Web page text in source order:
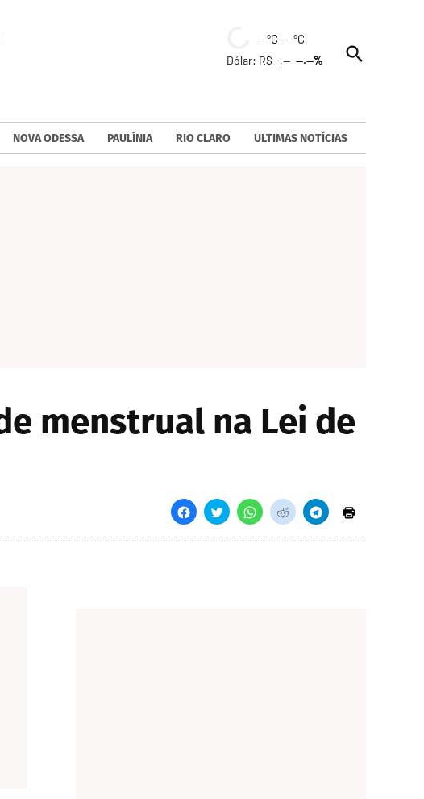
--ºC --ºC
Dólar: R$ -,----.--%
Open
Search
NOVA ODESSA PAULÍNIA RIO CLARO ULTIMAS NOTÍCIAS
menstrual na Lei de